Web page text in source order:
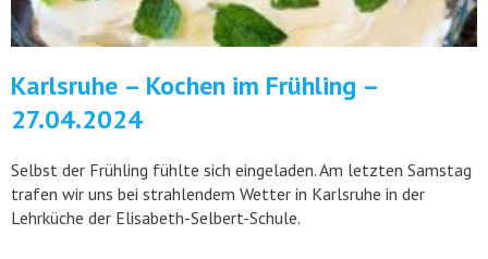
Karlsruhe – Kochen im Frühling –
27.04.2024
Selbst der Frühling fühlte sich eingeladen. Am letzten Samstag
trafen wir uns bei strahlendem Wetter in Karlsruhe in der
Lehrküche der Elisabeth-Selbert-Schule.